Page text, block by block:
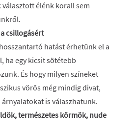
választott élénk korall sem
csillogásért
hatást érhetünk el a
ha egy kicsit sötétebb
És hogy milyen színeket
vörös még mindig divat,
is válaszhatunk.
természetes körmök, nude